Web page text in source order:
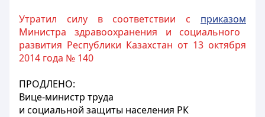
Утратил силу в соответствии с приказом
Министра здравоохранения и социального
развития Республики Казахстан от 13 октября
2014 года № 140
ПРОДЛЕНО:
Вице-министр труда
и социальной защиты населения РК